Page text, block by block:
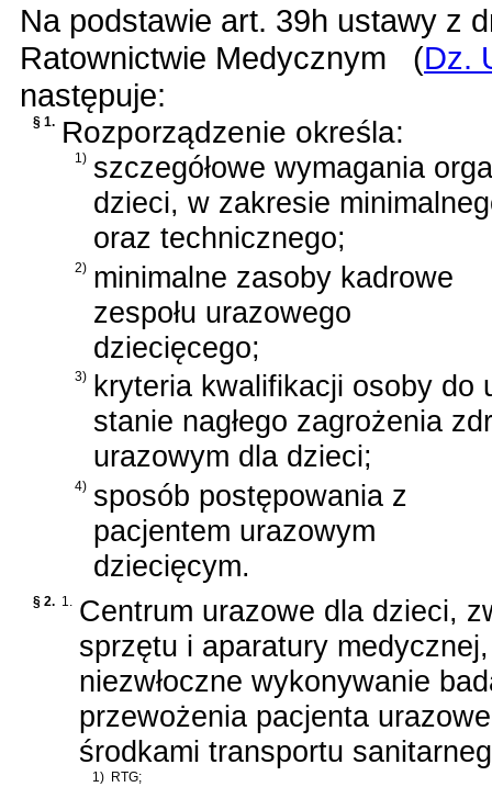
Na podstawie art. 39h ustawy z
Ratownictwie Medycznym
(Dz.
następuje:
§ 1. Rozporządzenie określa:
1) szczegółowe wymagania
dzieci, w zakresie
oraz technicznego;
2) minimalne zasoby kadrowe
zespołu urazowego
dziecięcego;
3) kryteria kwalifikacji osoby do
stanie nagłego zagrożenia
urazowym dla dzieci;
4) sposób postępowania z
pacjentem urazowym
dziecięcym.
§ 2. 1. Centrum urazowe dla dzieci,
sprzętu i aparatury
niezwłoczne wykonywanie
przewożenia pacjenta
środkami transportu
1) RTG;